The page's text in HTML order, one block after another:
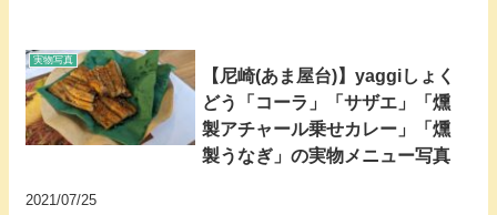
実物写真
【尼崎(あま屋台)】yaggiしょく
どう「コーラ」「サザエ」「燻
製アチャール乗せカレー」「燻
製うなぎ」の実物メニュー写真
2021/07/25